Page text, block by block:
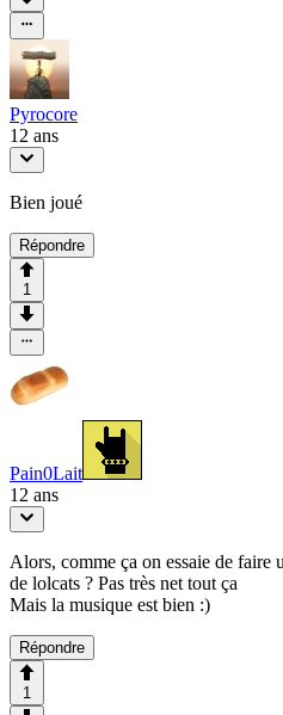
Pyrocore
12 ans
Bien joué
Répondre
1
Pain0Lait
12 ans
Alors, comme ça on essaie de faire
de lolcats ? Pas très net tout ça
Mais la musique est bien :)
Répondre
1